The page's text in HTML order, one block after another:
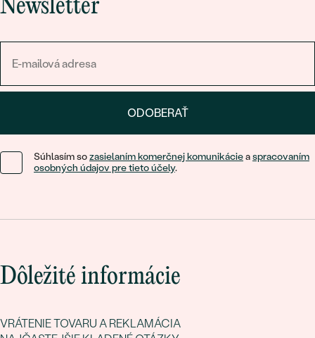
Newsletter
ODOBERAŤ
Súhlasím sozasielaním komerčnej komunikácieaspracovaním
osobných údajov pre tieto účely.
Dôležité informácie
VRÁTENIE TOVARU A REKLAMÁCIA